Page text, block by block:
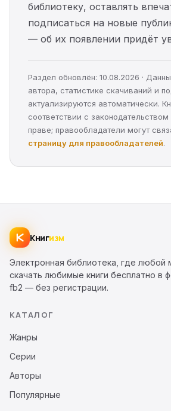
библиотеку, оставлять
подписаться на новые
— об их появлении придёт
Раздел обновлён: 10.08.2026 ·
автора, статистике скачиваний и
актуализируются автоматически.
соответствии с
праве; правообладатели могут
страницу для правообладателей.
Книгизм
Электронная библиотека, где любой
скачать любимые книги бесплатно в
fb2 — без регистрации.
КАТАЛОГ
Жанры
Серии
Авторы
Популярные